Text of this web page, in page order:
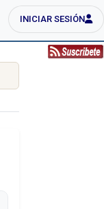
INICIAR SESIÓN